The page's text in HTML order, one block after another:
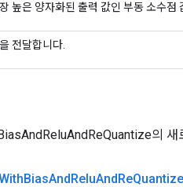
높은 양자화된 출력 값인 부동 소수점
전달합니다.
의 새
BiasAndReluAndReQuantize